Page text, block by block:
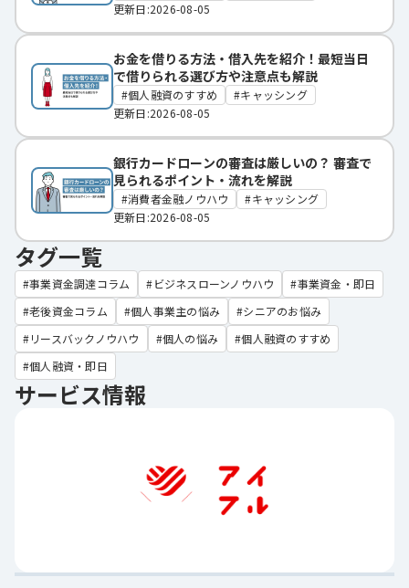
更新日:2026-08-05
お金を借りる方法・借入先を紹介！最短当日
で借りられる選び方や注意点も解説
個人融資のすすめ
キャッシング
更新日:2026-08-05
銀行カードローンの審査は厳しいの？ 審査で
見られるポイント・流れを解説
消費者金融ノウハウ
キャッシング
更新日:2026-08-05
タグ一覧
事業資金調達コラム ビジネスローンノウハウ
事業資金・即日
老後資金コラム
個人事業主の悩み
シニアのお悩み
リースバックノウハウ
個人の悩み
個人融資のすすめ
個人融資・即日
サービス情報